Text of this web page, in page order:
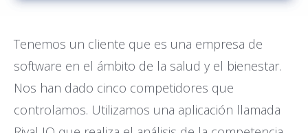
Tenemos un cliente que es una empresa de
software en el ámbito de la salud y el bienestar.
Nos han dado cinco competidores que
controlamos. Utilizamos una aplicación llamada